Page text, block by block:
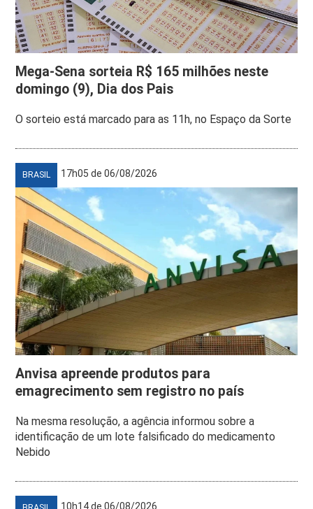
Mega-Sena sorteia R$ 165 milhões neste
domingo (9), Dia dos Pais
O sorteio está marcado para as 11h, no Espaço da Sorte
BRASIL 17h05 de 06/08/2026
Anvisa apreende produtos para
emagrecimento sem registro no país
Na mesma resolução, a agência informou sobre a
identificação de um lote falsificado do medicamento
Nebido
10h14 de 06/08/2026